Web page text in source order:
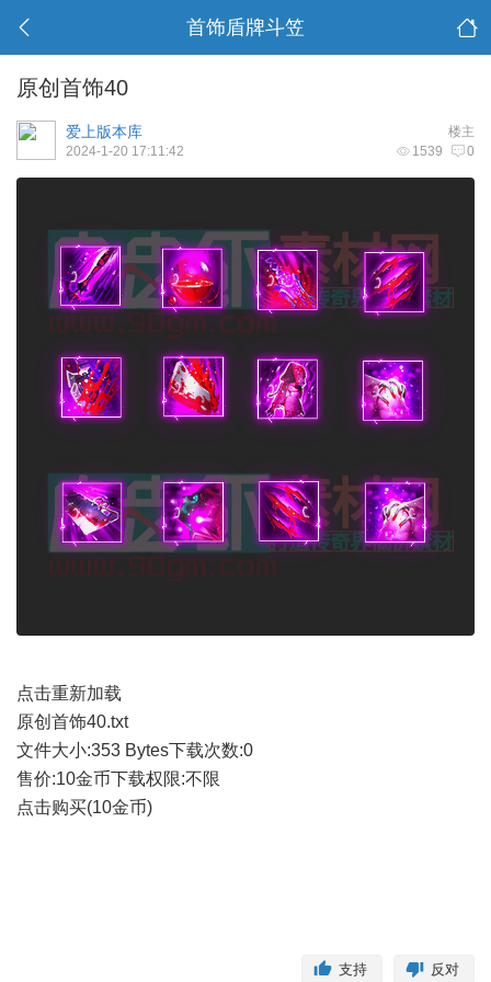
首饰盾牌斗笠
原创首饰40
楼主
爱上版本库
1539 0
2024-1-20 17:11:42
点击重新加载
原创首饰40.txt
文件大小:353 Bytes下载次数:0
售价:10金币下载权限:不限
点击购买(10金币)
反对
支持